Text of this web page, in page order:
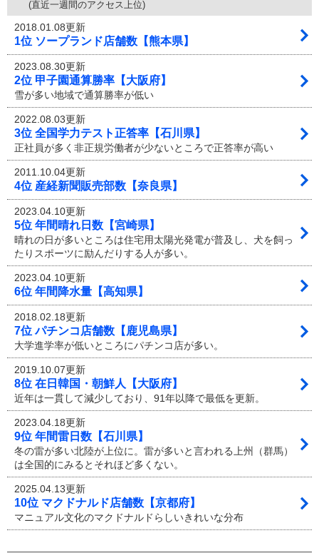
(直近一週間のアクセス上位)
2018.01.08更新
1位 ソープランド店舗数【熊本県】
2023.08.30更新
2位 甲子園通算勝率【大阪府】
雪が多い地域で通算勝率が低い
2022.08.03更新
3位 全国学力テスト正答率【石川県】
正社員が多く非正規労働者が少ないところで正答率が高い
2011.10.04更新
4位 産経新聞販売部数【奈良県】
2023.04.10更新
5位 年間晴れ日数【宮崎県】
晴れの日が多いところは住宅用太陽光発電が普及し、犬を飼っ
たりスポーツに励んだりする人が多い。
2023.04.10更新
6位 年間降水量【高知県】
2018.02.18更新
7位 パチンコ店舗数【鹿児島県】
大学進学率が低いところにパチンコ店が多い。
2019.10.07更新
8位 在日韓国・朝鮮人【大阪府】
近年は一貫して減少しており、91年以降で最低を更新。
2023.04.18更新
9位 年間雷日数【石川県】
冬の雷が多い北陸が上位に。雷が多いと言われる上州（群馬）
は全国的にみるとそれほど多くない。
2025.04.13更新
10位 マクドナルド店舗数【京都府】
マニュアル文化のマクドナルドらしいきれいな分布